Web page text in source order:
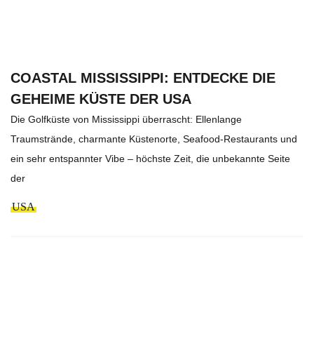
COASTAL MISSISSIPPI: ENTDECKE DIE
GEHEIME KÜSTE DER USA
Die Golfküste von Mississippi überrascht: Ellenlange
Traumstrände, charmante Küstenorte, Seafood-Restaurants und
ein sehr entspannter Vibe – höchste Zeit, die unbekannte Seite
der
USA